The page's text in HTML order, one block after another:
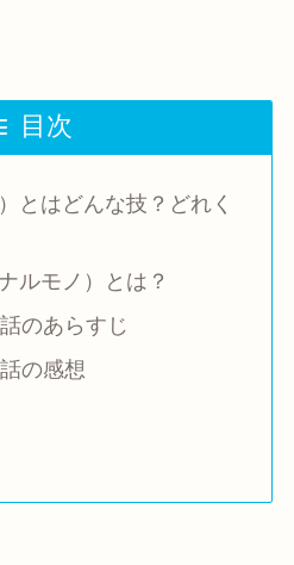
目次
とはどんな技？どれく
ルモノ）とは？
のあらすじ
の感想